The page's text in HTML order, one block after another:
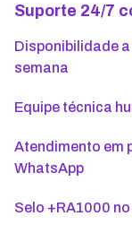
Suporte 24/7
Disponibilidade
semana
Equipe técnica
Atendimento em
WhatsApp
Selo +RA1000